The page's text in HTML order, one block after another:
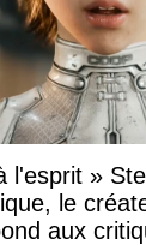
l'esprit »
le
aux